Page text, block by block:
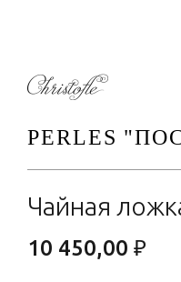
PERLES
Чайная
10 450,00 ₽